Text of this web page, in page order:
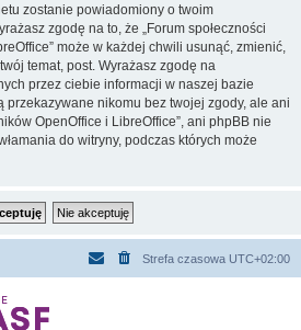
zostanie powiadomiony o twoim
zgodę na to, że „Forum społeczności
może w każdej chwili usunąć, zmienić,
temat, post. Wyrażasz zgodę na
przez ciebie informacji w naszej bazie
przekazywane nikomu bez twojej zgody, ale ani
OpenOffice i LibreOffice”, ani phpBB nie
do witryny, podczas których może
Strefa czasowa UTC+02:00